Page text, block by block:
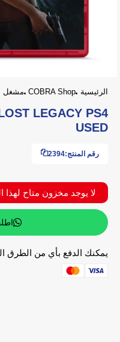
الرئيسية COBRA Shop مشغل
LEGACY PS4
USED
رقم المنتج:2394
لا يوجد مخزون متاح لهذا
يمكنك الدفع بأي من الطرق